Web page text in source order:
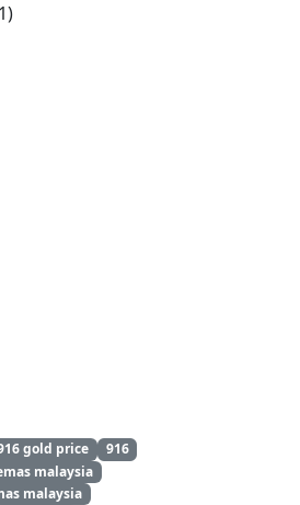
gold price
916
malaysia
malaysia